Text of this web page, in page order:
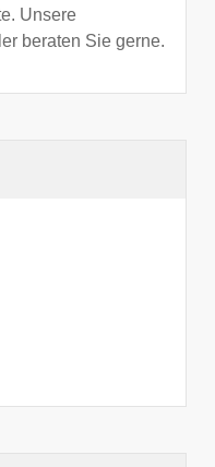
Unsere
beraten Sie gerne.